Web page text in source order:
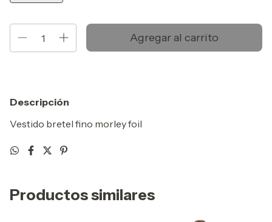
Descripción
Vestido bretel fino morley foil
Productos similares